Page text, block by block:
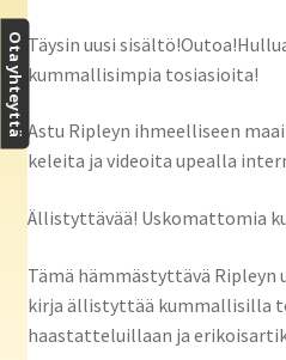
Täysin uusi
kummallisimpia tosiasioita!
Astu Ripleyn ihmeelliseen
keleita ja videoita upealla
Ällistyttävää! Uskomattomia
Tämä hämmästyttävä Ripleyn
kirja ällistyttää kummallisilla
haastatteluillaan ja
Ota yhteyttä